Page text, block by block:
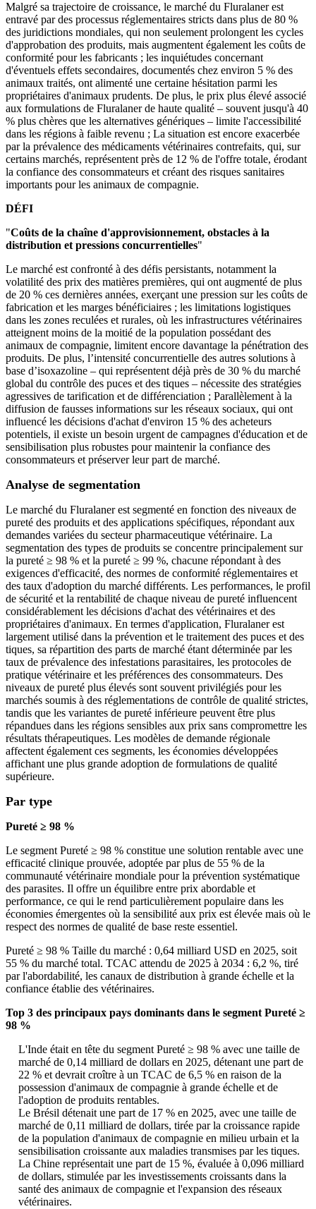
Malgré sa trajectoire de croissance, le marché du Fluralaner est
entravé par des processus réglementaires stricts dans plus de 80 %
des juridictions mondiales, qui non seulement prolongent les cycles
d'approbation des produits, mais augmentent également les coûts de
conformité pour les fabricants ; les inquiétudes concernant
d'éventuels effets secondaires, documentés chez environ 5 % des
animaux traités, ont alimenté une certaine hésitation parmi les
propriétaires d'animaux prudents. De plus, le prix plus élevé associé
aux formulations de Fluralaner de haute qualité – souvent jusqu'à 40
% plus chères que les alternatives génériques – limite l'accessibilité
dans les régions à faible revenu ; La situation est encore exacerbée
par la prévalence des médicaments vétérinaires contrefaits, qui, sur
certains marchés, représentent près de 12 % de l'offre totale, érodant
la confiance des consommateurs et créant des risques sanitaires
importants pour les animaux de compagnie.
DÉFI
"Coûts de la chaîne d'approvisionnement, obstacles à la
distribution et pressions concurrentielles"
Le marché est confronté à des défis persistants, notamment la
volatilité des prix des matières premières, qui ont augmenté de plus
de 20 % ces dernières années, exerçant une pression sur les coûts de
fabrication et les marges bénéficiaires ; les limitations logistiques
dans les zones reculées et rurales, où les infrastructures vétérinaires
atteignent moins de la moitié de la population possédant des
animaux de compagnie, limitent encore davantage la pénétration des
produits. De plus, l’intensité concurrentielle des autres solutions à
base d’isoxazoline – qui représentent déjà près de 30 % du marché
global du contrôle des puces et des tiques – nécessite des stratégies
agressives de tarification et de différenciation ; Parallèlement à la
diffusion de fausses informations sur les réseaux sociaux, qui ont
influencé les décisions d'achat d'environ 15 % des acheteurs
potentiels, il existe un besoin urgent de campagnes d'éducation et de
sensibilisation plus robustes pour maintenir la confiance des
consommateurs et préserver leur part de marché.
Analyse de segmentation
Le marché du Fluralaner est segmenté en fonction des niveaux de
pureté des produits et des applications spécifiques, répondant aux
demandes variées du secteur pharmaceutique vétérinaire. La
segmentation des types de produits se concentre principalement sur
la pureté ≥ 98 % et la pureté ≥ 99 %, chacune répondant à des
exigences d'efficacité, des normes de conformité réglementaires et
des taux d'adoption du marché différents. Les performances, le profil
de sécurité et la rentabilité de chaque niveau de pureté influencent
considérablement les décisions d'achat des vétérinaires et des
propriétaires d'animaux. En termes d'application, Fluralaner est
largement utilisé dans la prévention et le traitement des puces et des
tiques, sa répartition des parts de marché étant déterminée par les
taux de prévalence des infestations parasitaires, les protocoles de
pratique vétérinaire et les préférences des consommateurs. Des
niveaux de pureté plus élevés sont souvent privilégiés pour les
marchés soumis à des réglementations de contrôle de qualité strictes,
tandis que les variantes de pureté inférieure peuvent être plus
répandues dans les régions sensibles aux prix sans compromettre les
résultats thérapeutiques. Les modèles de demande régionale
affectent également ces segments, les économies développées
affichant une plus grande adoption de formulations de qualité
supérieure.
Par type
Pureté ≥ 98 %
Le segment Pureté ≥ 98 % constitue une solution rentable avec une
efficacité clinique prouvée, adoptée par plus de 55 % de la
communauté vétérinaire mondiale pour la prévention systématique
des parasites. Il offre un équilibre entre prix abordable et
performance, ce qui le rend particulièrement populaire dans les
économies émergentes où la sensibilité aux prix est élevée mais où le
respect des normes de qualité de base reste essentiel.
Pureté ≥ 98 % Taille du marché : 0,64 milliard USD en 2025, soit
55 % du marché total. TCAC attendu de 2025 à 2034 : 6,2 %, tiré
par l'abordabilité, les canaux de distribution à grande échelle et la
confiance établie des vétérinaires.
Top 3 des principaux pays dominants dans le segment Pureté ≥
98 %
L'Inde était en tête du segment Pureté ≥ 98 % avec une taille de
marché de 0,14 milliard de dollars en 2025, détenant une part de
22 % et devrait croître à un TCAC de 6,5 % en raison de la
possession d'animaux de compagnie à grande échelle et de
l'adoption de produits rentables.
Le Brésil détenait une part de 17 % en 2025, avec une taille de
marché de 0,11 milliard de dollars, tirée par la croissance rapide
de la population d'animaux de compagnie en milieu urbain et la
sensibilisation croissante aux maladies transmises par les tiques.
La Chine représentait une part de 15 %, évaluée à 0,096 milliard
de dollars, stimulée par les investissements croissants dans la
santé des animaux de compagnie et l'expansion des réseaux
vétérinaires.